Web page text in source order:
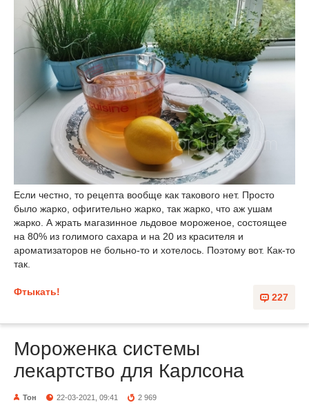
Если честно, то рецепта вообще как такового нет. Просто
было жарко, офигительно жарко, так жарко, что аж ушам
жарко. А жрать магазинное льдовое мороженое, состоящее
на 80% из голимого сахара и на 20 из красителя и
ароматизаторов не больно-то и хотелось. Поэтому вот. Как-то
так.
227
Фтыкать!
Мороженка системы
лекартство для Карлсона
Тон 22-03-2021, 09:41 2 969